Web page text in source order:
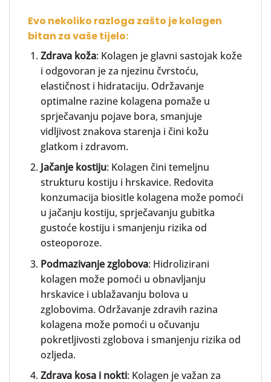
Evo nekoliko razloga zašto je kolagen
bitan za vaše tijelo:
Zdrava koža: Kolagen je glavni sastojak kože
i odgovoran je za njezinu čvrstoću,
elastičnost i hidrataciju. Održavanje
optimalne razine kolagena pomaže u
sprječavanju pojave bora, smanjuje
vidljivost znakova starenja i čini kožu
glatkom i zdravom.
Jačanje kostiju: Kolagen čini temeljnu
strukturu kostiju i hrskavice. Redovita
konzumacija biositle kolagena može pomoći
u jačanju kostiju, sprječavanju gubitka
gustoće kostiju i smanjenju rizika od
osteoporoze.
Podmazivanje zglobova: Hidrolizirani
kolagen može pomoći u obnavljanju
hrskavice i ublažavanju bolova u
zglobovima. Održavanje zdravih razina
kolagena može pomoći u očuvanju
pokretljivosti zglobova i smanjenju rizika od
ozljeda.
Zdrava kosa i nokti: Kolagen je važan za